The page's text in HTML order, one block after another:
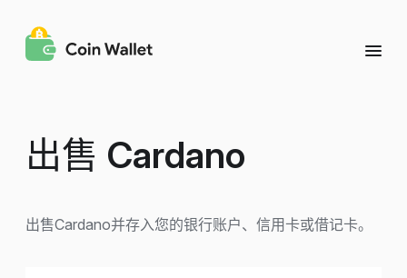
出售 Cardano
出售Cardano并存入您的银行账户、信用卡或借记卡。